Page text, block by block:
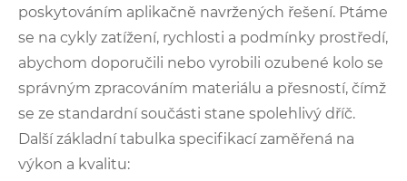
poskytováním aplikačně navržených řešení. Ptáme
se na cykly zatížení, rychlosti a podmínky prostředí,
abychom doporučili nebo vyrobili ozubené kolo se
správným zpracováním materiálu a přesností, čímž
se ze standardní součásti stane spolehlivý dříč.
Další základní tabulka specifikací zaměřená na
výkon a kvalitu: